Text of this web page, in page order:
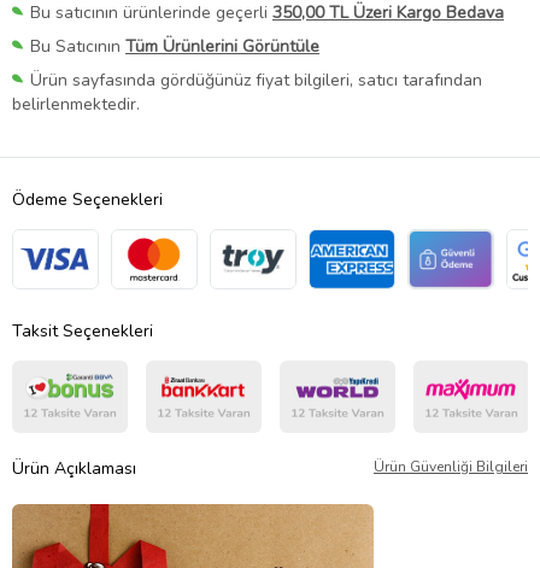
Bu satıcının ürünlerinde geçerli 350,00 TL Üzeri Kargo Bedava
Bu Satıcının Tüm Ürünlerini Görüntüle
Ürün sayfasında gördüğünüz fiyat bilgileri, satıcı tarafından
belirlenmektedir.
Ödeme Seçenekleri
Taksit Seçenekleri
Ürün Açıklaması Ürün Güvenliği Bilgileri